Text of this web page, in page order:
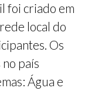
foi criado em
local do
Os
país
Água e